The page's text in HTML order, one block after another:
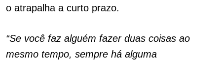
o atrapalha a curto prazo.
“Se você faz alguém fazer duas coisas ao
mesmo tempo, sempre há alguma